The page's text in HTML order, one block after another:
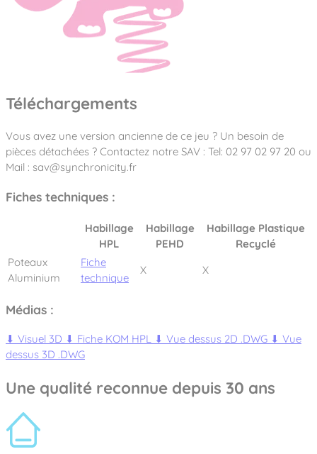
Téléchargements
Vous avez une version ancienne de ce jeu ? Un besoin de
pièces détachées ? Contactez notre SAV : Tel: 02 97 02 97 20 ou
Mail : sav@synchronicity.fr
Fiches techniques :
Habillage
HPL
Habillage
PEHD
Habillage Plastique
Recyclé
Poteaux
Aluminium
Fiche
technique
X X
Médias :
⬇ Visuel 3D ⬇ Fiche KOM HPL ⬇ Vue dessus 2D .DWG ⬇ Vue
dessus 3D .DWG
Une qualité reconnue depuis 30 ans